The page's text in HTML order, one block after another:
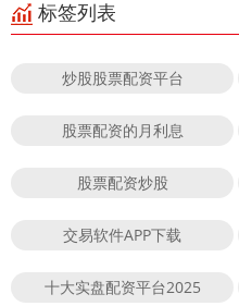
标签列表
炒股股票配资平台
股票配资的月利息
股票配资炒股
交易软件APP下载
十大实盘配资平台2025